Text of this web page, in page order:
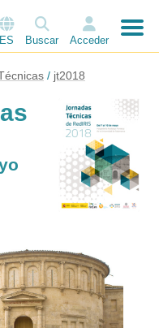
ES Buscar Acceder
jt2018